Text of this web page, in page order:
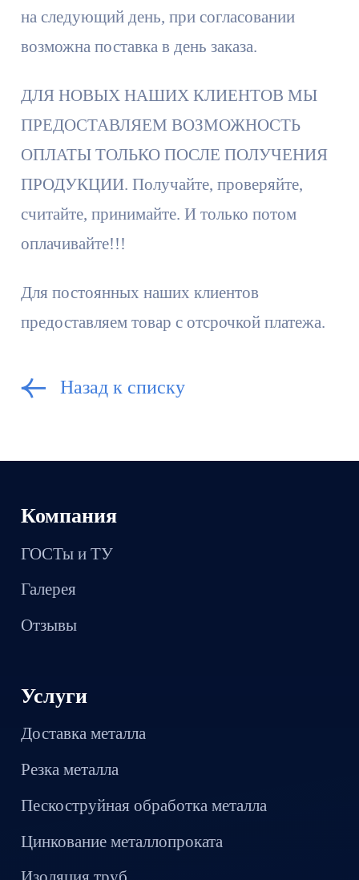
на следующий день, при согласовании
возможна поставка в день заказа.
ДЛЯ НОВЫХ НАШИХ КЛИЕНТОВ МЫ
ПРЕДОСТАВЛЯЕМ ВОЗМОЖНОСТЬ
ОПЛАТЫ ТОЛЬКО ПОСЛЕ ПОЛУЧЕНИЯ
ПРОДУКЦИИ. Получайте, проверяйте,
считайте, принимайте. И только потом
оплачивайте!!!
Для постоянных наших клиентов
предоставляем товар с отсрочкой платежа.
Назад к списку
Компания
ГОСТы и ТУ
Галерея
Отзывы
Услуги
Доставка металла
Резка металла
Пескоструйная обработка металла
Цинкование металлопроката